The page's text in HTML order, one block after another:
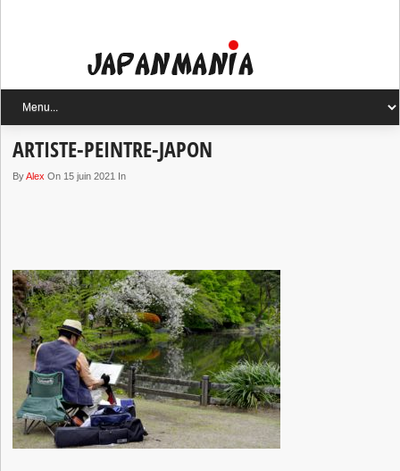
ARTISTE-PEINTRE-JAPON
ByAlex On 15 juin 2021 In